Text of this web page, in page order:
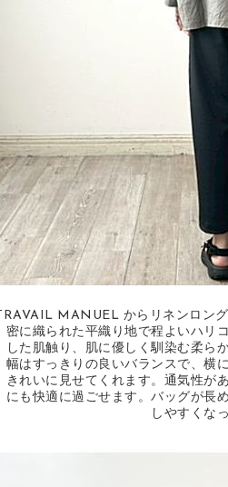
TRAVAIL MANUEL からリネンロン
密に織られた平織り地で程よいハリ
した肌触り、肌に優しく馴染む柔ら
幅はすっきりの良いバランスで、横
きれいに見せてくれます。通気性が
にも快適に過ごせます。バッグが長
しやすくな